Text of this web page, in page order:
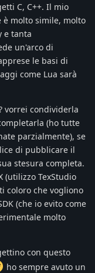
C, C++. Il mio
è molto simile, molto
e tanta
un'arco di
le basi di
come Lua sarà
vorrei condividerla
(ho tutte
parzialmente), se
di pubblicare il
stesura completa.
(utilizzo TexStudio
coloro che vogliono
(che io evito come
molto
con questo
ho sempre avuto un